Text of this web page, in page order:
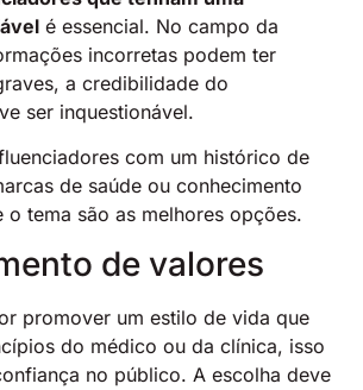
é essencial. No campo da
incorretas podem ter
a credibilidade do
ser inquestionável.
com um histórico de
de saúde ou conhecimento
tema são as melhores opções.
de valores
promover um estilo de vida que
do médico ou da clínica, isso
no público. A escolha deve